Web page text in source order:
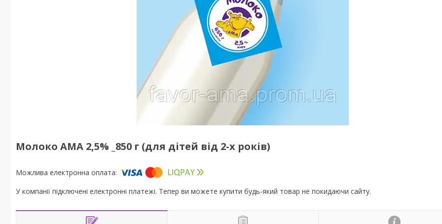
Молоко АМА 2,5% _850 г (для дітей від 2-х років)
У компанії підключені електронні платежі. Тепер ви можете купити будь-який товар не покидаючи сайту.